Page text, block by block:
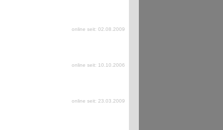
online seit: 02.08.2009
online seit: 10.10.2006
online seit: 23.03.2009